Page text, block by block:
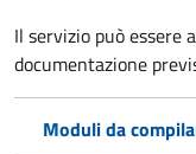
Il servizio può
documentazione
Moduli da